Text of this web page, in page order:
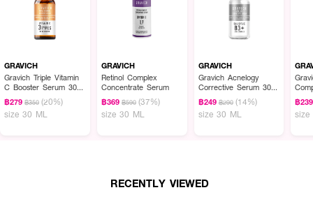
GRAVICH
Gravich Triple Vitamin
C Booster Serum 30
ml
฿279 ฿350 (20%)
size 30 ML
GRAVICH
Retinol Complex
Concentrate Serum
฿369 ฿590 (37%)
size 30 ML
GRAVICH
Gravich Acnelogy
Corrective Serum 30
ml
฿249 ฿290 (14%)
size 30 ML
฿239
size
RECENTLY VIEWED